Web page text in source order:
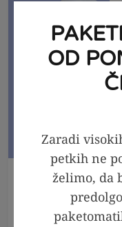
V KOŠARICO
Meta - melisa
250ml
OD
Zaradi
petkih ne
želimo, da